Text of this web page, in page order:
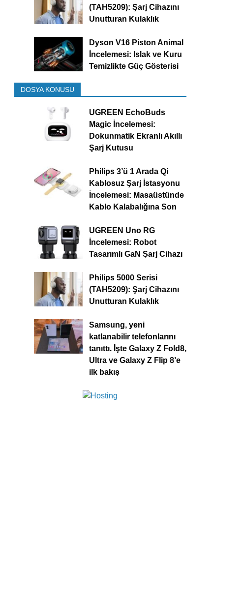
(TAH5209): Şarj Cihazını
Unutturan Kulaklık
Dyson V16 Piston Animal
İncelemesi: Islak ve Kuru
Temizlikte Güç Gösterisi
DOSYA KONUSU
UGREEN EchoBuds
Magic İncelemesi:
Dokunmatik Ekranlı Akıllı
Şarj Kutusu
Philips 3’ü 1 Arada Qi
Kablosuz Şarj İstasyonu
İncelemesi: Masaüstünde
Kablo Kalabalığına Son
UGREEN Uno RG
İncelemesi: Robot
Tasarımlı GaN Şarj Cihazı
Philips 5000 Serisi
(TAH5209): Şarj Cihazını
Unutturan Kulaklık
Samsung, yeni
katlanabilir telefonlarını
tanıttı. İşte Galaxy Z Fold8,
Ultra ve Galaxy Z Flip 8’e
ilk bakış